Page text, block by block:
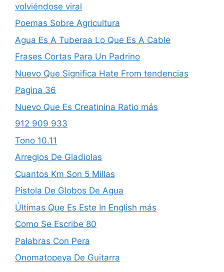
volviéndose viral
Poemas Sobre Agricultura
Agua Es A Tubera­a Lo Que Es A Cable
Frases Cortas Para Un Padrino
Nuevo Que Significa Hate From tendencias
Pagina 36
Nuevo Que Es Creatinina Ratio más
912 909 933
Tono 10.11
Arreglos De Gladiolas
Cuantos Km Son 5 Millas
Pistola De Globos De Agua
Últimas Que Es Este In English más
Como Se Escribe 80
Palabras Con Pera
Onomatopeya De Guitarra